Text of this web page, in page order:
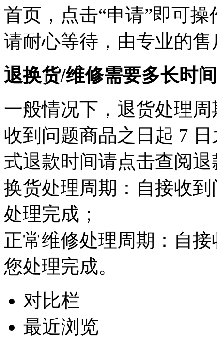
首页，点击“申请”即可
请耐心等待，由专业的
退换货/维修需要多长时
一般情况下，退货处理
收到问题商品之日起 7
式退款时间请点击查阅
换货处理周期：自接收
处理完成；
正常维修处理周期：自
您处理完成。
对比栏
最近浏览